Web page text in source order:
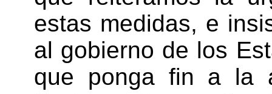
estas medidas, e
al gobierno de los
que ponga fin a la